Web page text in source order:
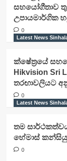
සහයෝගීතාව
උපායමාර්ගික
0
Latest News
ක්ෂේත්‍රයේ
Hikvision Sri
තරඟාවලියට
0
Latest News
තම
හේමාස්
0